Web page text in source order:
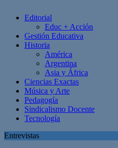
Editorial
Educ + Acción
Gestión Educativa
Historia
América
Argentina
Asia y África
Ciencias Exactas
Música y Arte
Pedagogía
Sindicalismo Docente
Tecnología
Entrevistas